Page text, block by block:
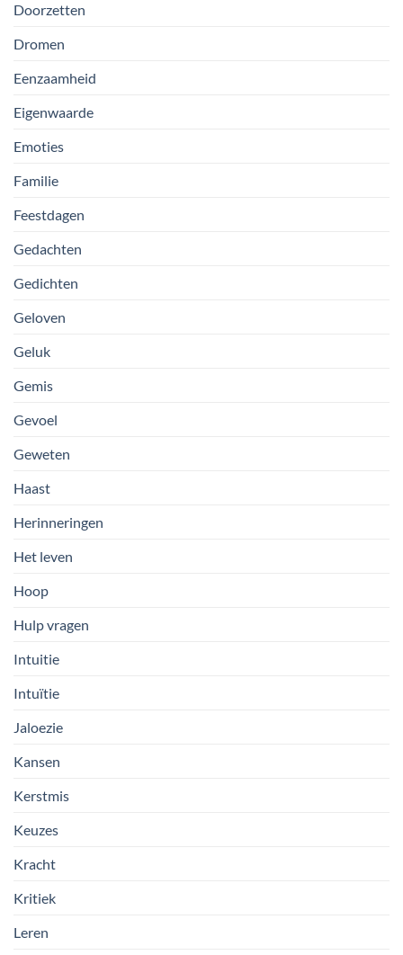
Doorzetten
Dromen
Eenzaamheid
Eigenwaarde
Emoties
Familie
Feestdagen
Gedachten
Gedichten
Geloven
Geluk
Gemis
Gevoel
Geweten
Haast
Herinneringen
Het leven
Hoop
Hulp vragen
Intuitie
Intuïtie
Jaloezie
Kansen
Kerstmis
Keuzes
Kracht
Kritiek
Leren